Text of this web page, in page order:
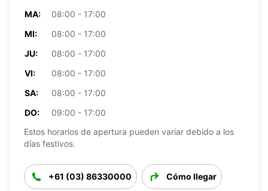
MA:
08:00 - 17:00
MI:
08:00 - 17:00
JU:
08:00 - 17:00
VI:
08:00 - 17:00
SA:
08:00 - 17:00
DO:
09:00 - 17:00
Estos horarios de apertura pueden variar debido a los
días festivos.
+61 (03) 86330000 Cómo llegar